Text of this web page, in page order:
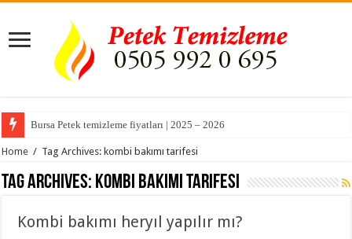
Bursa Petek temizleme fiyatları | 2025 – 2026
Home / Tag Archives: kombi bakımı tarifesi
Tag Archives: kombi bakımı tarifesi
Kombi bakımı heryıl yapılır mı?